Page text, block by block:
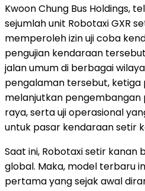
Kwoon Chung Bus Holdings,
sejumlah unit Robotaxi GXR
memperoleh izin uji coba
pengujian kendaraan
jalan umum di berbagai
pengalaman tersebut, ketiga
melanjutkan pengembangan
raya, serta uji operasional
untuk pasar kendaraan setir
Saat ini, Robotaxi setir kanan
global. Maka, model terbaru
pertama yang sejak awal